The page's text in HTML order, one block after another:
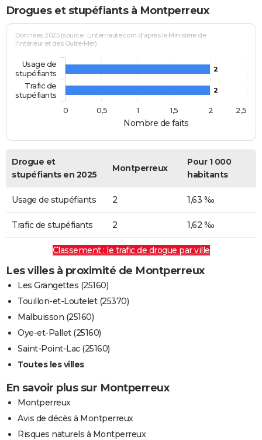
Drogues et stupéfiants à Montperreux
Nombre de faits
Données 2025 (source : Linternaute.com d'après le Ministère de
l'Intérieur et des Outre-Mer)
2
2
Usage de
stupéfiants
Trafic de
stupéfiants
0
0,5 1 1,5 2 2,5
Drogue et
stupéfiants en 2025
Montperreux
Pour 1 000
habitants
Usage de stupéfiants 2 1,63 ‰
Trafic de stupéfiants 2 1,62 ‰
Classement : le trafic de drogue par ville
Les villes à proximité de Montperreux
Les Grangettes (25160)
Touillon-et-Loutelet (25370)
Malbuisson (25160)
Oye-et-Pallet (25160)
Saint-Point-Lac (25160)
Toutes les villes
En savoir plus sur Montperreux
Montperreux
Avis de décès à Montperreux
Risques naturels à Montperreux